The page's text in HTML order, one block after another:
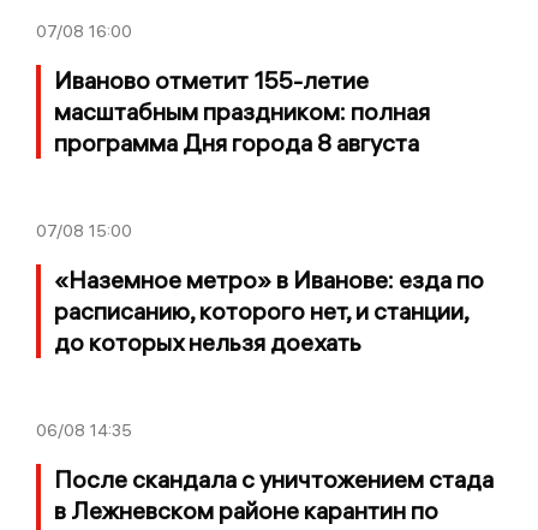
07/08 16:00
Иваново отметит 155-летие
масштабным праздником: полная
программа Дня города 8 августа
07/08 15:00
«Наземное метро» в Иванове: езда по
расписанию, которого нет, и станции,
до которых нельзя доехать
06/08 14:35
После скандала с уничтожением стада
в Лежневском районе карантин по